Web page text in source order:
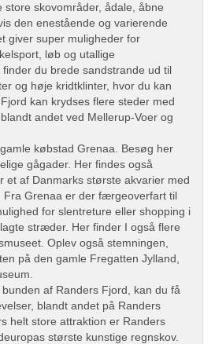
store skovområder, ådale, åbne
den enestående og varierende
giver super muligheder for
løb og utallige
du brede sandstrande ud til
og høje kridtklinter, hvor du kan
kan krydses flere steder med
andet ved Mellerup-Voer og
købstad Grenaa. Besøg her
gågader. Her findes også
et af Danmarks største akvarier med
Fra Grenaa er der færgeoverfart til
for slentreture eller shopping i
stræder. Her finder I også flere
Oplev også stemningen,
på den gamle Fregatten Jylland,
af Randers Fjord, kan du få
blandt andet på Randers
helt store attraktion er Randers
største kunstige regnskov.